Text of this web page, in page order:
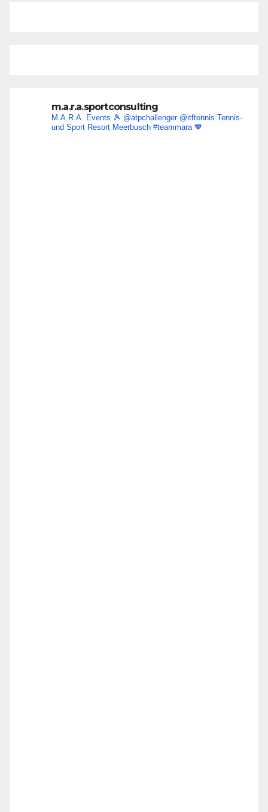
m.a.r.a.sportconsulting
M.A.R.A. Events 🎾 @atpchallenger @itftennis Tennis-
und Sport Resort Meerbusch #teammara 🧡